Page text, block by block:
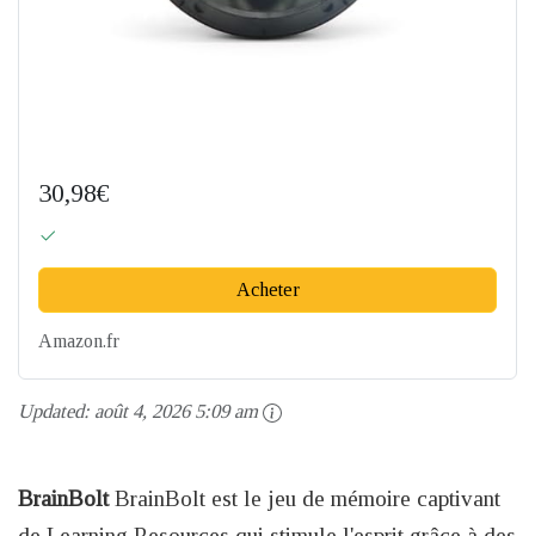
30,98€
Acheter
Amazon.fr
Updated: août 4, 2026 5:09 am
BrainBoltBrainBolt est le jeu de mémoire captivant